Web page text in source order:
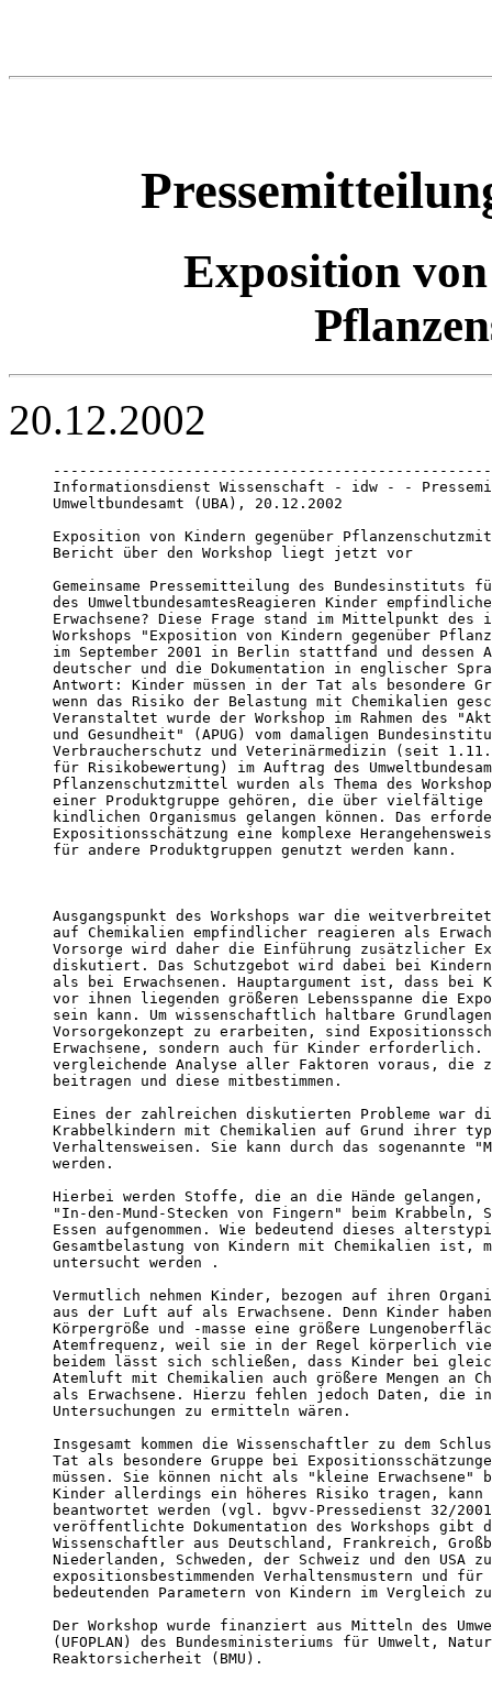
Exposition
20.12.2002
Informationsdienst Wissenschaft - idw - -
Umweltbundesamt (UBA), 20.12.2002
Exposition von Kindern gegenüber
Bericht über den Workshop liegt jetzt vor
Gemeinsame Pressemitteilung des Bundesinstituts
des UmweltbundesamtesReagieren Kinder
Erwachsene? Diese Frage stand im Mittelpunkt des
Workshops "Exposition von Kindern gegenüber
im September 2001 in Berlin stattfand und dessen
deutscher und die Dokumentation in englischer
Antwort: Kinder müssen in der Tat als besondere
wenn das Risiko der Belastung mit Chemikalien
Veranstaltet wurde der Workshop im Rahmen des
und Gesundheit" (APUG) vom damaligen
Verbraucherschutz und Veterinärmedizin (seit
für Risikobewertung) im Auftrag des
Pflanzenschutzmittel wurden als Thema des
einer Produktgruppe gehören, die über vielfältige
kindlichen Organismus gelangen können. Das
Expositionsschätzung eine komplexe
für andere Produktgruppen genutzt werden kann.
Ausgangspunkt des Workshops war die
auf Chemikalien empfindlicher reagieren als
Vorsorge wird daher die Einführung zusätzlicher
diskutiert. Das Schutzgebot wird dabei bei
als bei Erwachsenen. Hauptargument ist, dass bei
vor ihnen liegenden größeren Lebensspanne die
sein kann. Um wissenschaftlich haltbare
Vorsorgekonzept zu erarbeiten, sind
Erwachsene, sondern auch für Kinder erforderlich.
vergleichende Analyse aller Faktoren voraus, die
beitragen und diese mitbestimmen.
Eines der zahlreichen diskutierten Probleme war
Krabbelkindern mit Chemikalien auf Grund ihrer
Verhaltensweisen. Sie kann durch das sogenannte
werden.
Hierbei werden Stoffe, die an die Hände gelangen,
"In-den-Mund-Stecken von Fingern" beim Krabbeln,
Essen aufgenommen. Wie bedeutend dieses
Gesamtbelastung von Kindern mit Chemikalien ist,
untersucht werden .
Vermutlich nehmen Kinder, bezogen auf ihren
aus der Luft auf als Erwachsene. Denn Kinder
Körpergröße und -masse eine größere
Atemfrequenz, weil sie in der Regel körperlich
beidem lässt sich schließen, dass Kinder bei
Atemluft mit Chemikalien auch größere Mengen an
als Erwachsene. Hierzu fehlen jedoch Daten, die
Untersuchungen zu ermitteln wären.
Insgesamt kommen die Wissenschaftler zu dem
Tat als besondere Gruppe bei
müssen. Sie können nicht als "kleine Erwachsene"
Kinder allerdings ein höheres Risiko tragen,
beantwortet werden (vgl. bgvv-Pressedienst 32/
veröffentlichte Dokumentation des Workshops gibt
Wissenschaftler aus Deutschland, Frankreich,
Niederlanden, Schweden, der Schweiz und den USA zu
expositionsbestimmenden Verhaltensmustern und
bedeutenden Parametern von Kindern im Vergleich
Der Workshop wurde finanziert aus Mitteln des
(UFOPLAN) des Bundesministeriums für Umwelt,
Reaktorsicherheit (BMU).